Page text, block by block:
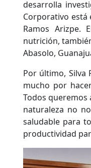
desarrolla
Corporativo está
Ramos Arizpe.
nutrición,
Abasolo,
Por último, Silva
mucho por
Todos queremos
naturaleza no
saludable para
productividad